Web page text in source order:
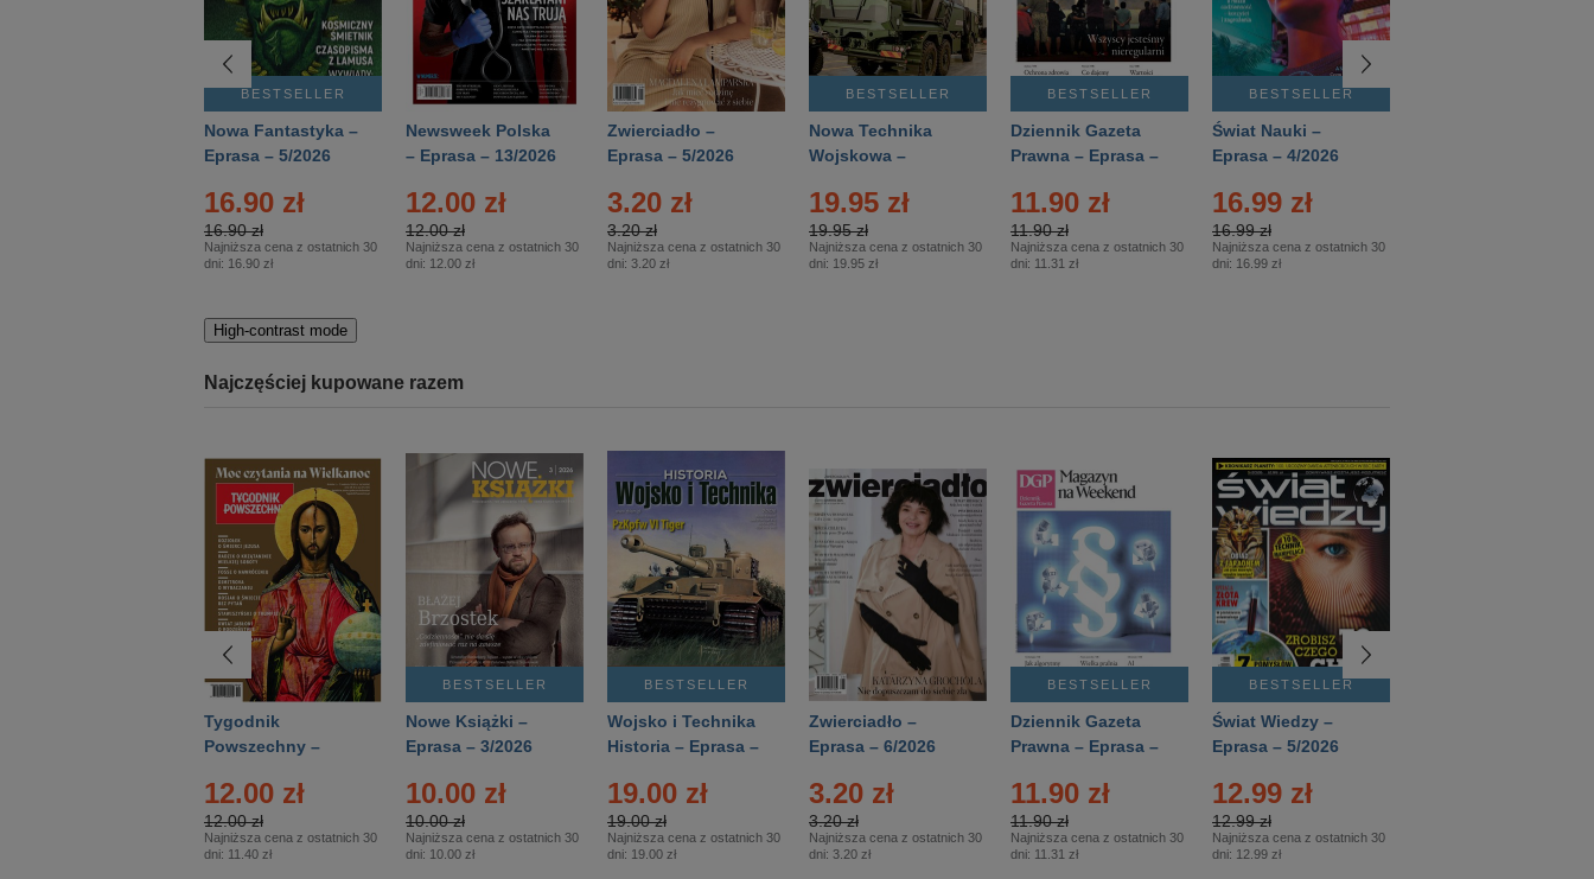
BESTSELLER
Nowa Fantastyka –
Eprasa – 5/2026
16.90 zł
16.90 zł
Najniższa cena z ostatnich 30
dni: 16.90 zł
Newsweek Polska
– Eprasa – 13/2026
12.00 zł
12.00 zł
Najniższa cena z ostatnich 30
dni: 12.00 zł
Zwierciadło –
Eprasa – 5/2026
3.20 zł
3.20 zł
Najniższa cena z ostatnich 30
dni: 3.20 zł
BESTSELLER
Nowa Technika
Wojskowa –
19.95 zł
19.95 zł
Najniższa cena z ostatnich 30
dni: 19.95 zł
BESTSELLER
Dziennik Gazeta
Prawna – Eprasa –
11.90 zł
11.90 zł
Najniższa cena z ostatnich 30
dni: 11.31 zł
BESTSELLER
Świat Nauki –
Eprasa – 4/2026
16.99 zł
16.99 zł
Najniższa cena z ostatnich 30
dni: 16.99 zł
High-contrast mode
Najczęściej kupowane razem
Tygodnik
Powszechny –
12.00 zł
12.00 zł
Najniższa cena z ostatnich 30
dni: 11.40 zł
BESTSELLER
Nowe Książki –
Eprasa – 3/2026
10.00 zł
10.00 zł
Najniższa cena z ostatnich 30
dni: 10.00 zł
BESTSELLER
Wojsko i Technika
Historia – Eprasa –
19.00 zł
19.00 zł
Najniższa cena z ostatnich 30
dni: 19.00 zł
Zwierciadło –
Eprasa – 6/2026
3.20 zł
3.20 zł
Najniższa cena z ostatnich 30
dni: 3.20 zł
BESTSELLER
Dziennik Gazeta
Prawna – Eprasa –
11.90 zł
11.90 zł
Najniższa cena z ostatnich 30
dni: 11.31 zł
BESTSELLER
Świat Wiedzy –
Eprasa – 5/2026
12.99 zł
12.99 zł
Najniższa cena z ostatnich 30
dni: 12.99 zł